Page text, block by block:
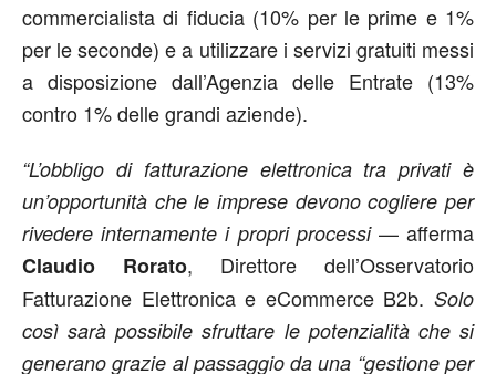
commercialista di fiducia (10% per le prime e 1%
per le seconde) e a utilizzare i servizi gratuiti messi
a disposizione dall’Agenzia delle Entrate (13%
contro 1% delle grandi aziende).
“L’obbligo di fatturazione elettronica tra privati è
un’opportunità che le imprese devono cogliere per
rivedere internamente i propri processi— afferma
Claudio Rorato, Direttore dell’Osservatorio
Fatturazione Elettronica e eCommerce B2b. Solo
così sarà possibile sfruttare le potenzialità che si
generano grazie al passaggio da una “gestione per